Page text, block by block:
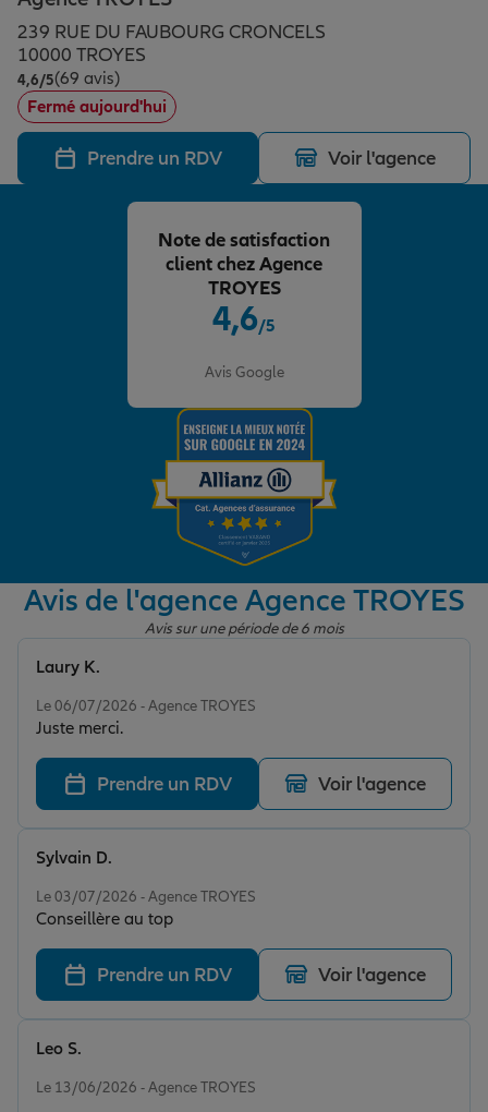
Assurance emprunteur
Prévoyance et dépendance
Assurance animal de compagnie
Protection de la famille
Protection juridique
Épargne & retraite
Plan épargne retraite
Assurance vie
Placements financiers
Investissements immobiliers
Transmission
Vos projets
Partir en vacances
Départ à la retraite
Préparer l’avenir
Conseil assurance
Assurance habitation
Le Pack Famille
Garantie des accidents de la vie
Assurance scolaire
Protection juridique
Retraite
Allianz en France
239 RUE DU FAUBOURG CRONCELS
10000 TROYES
4,6/5Note de 4.6 sur 5
(69 avis)
Fermé aujourd'hui
Prendre un RDV Voir l'agence
4,6/5
Avis Google
Note de satisfaction
client chez Agence
TROYES
Avis de l'agence Agence TROYES
Avis sur une période de 6 mois
Le 06/07/2026 - Agence TROYES
Juste merci.
Laury K.
Prendre un RDV Voir l'agence
Le 03/07/2026 - Agence TROYES
Conseillère au top
Sylvain D.
Prendre un RDV Voir l'agence
Le 13/06/2026 - Agence TROYES
Leo S.